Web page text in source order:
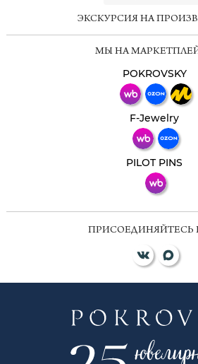
ЭКСКУРСИЯ НА
МЫ НА
POKROVSKY
F-Jewelry
PILOT PINS
ПРИСОЕДИНЯЙТЕСЬ